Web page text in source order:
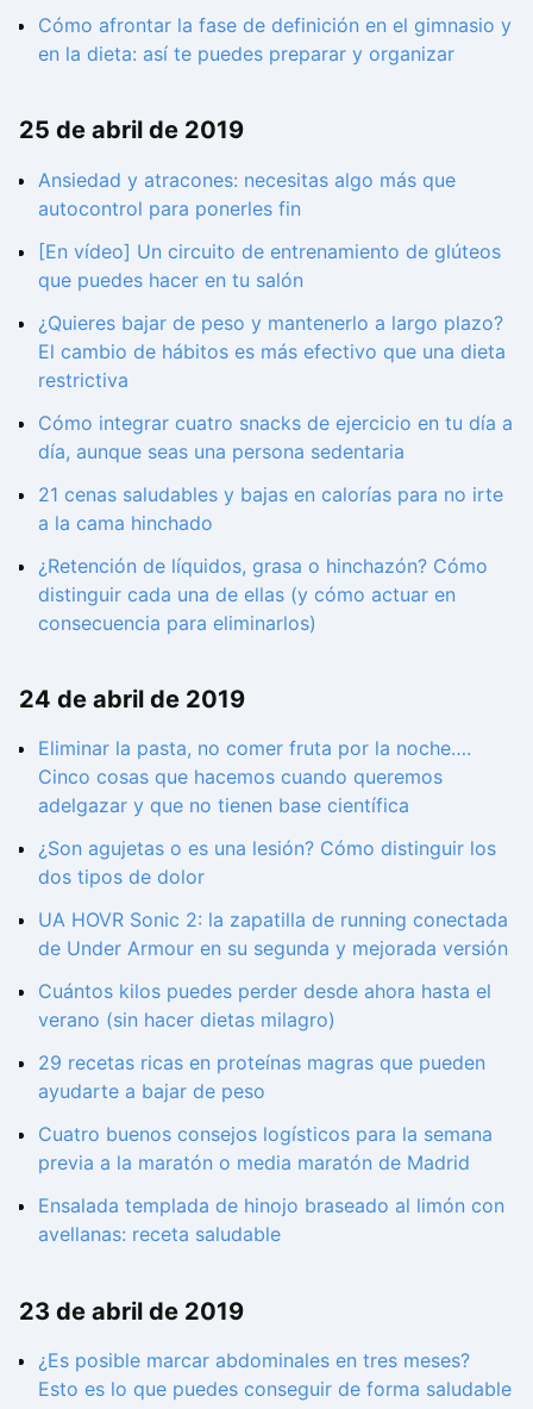
Cómo afrontar la fase de definición en el gimnasio y
en la dieta: así te puedes preparar y organizar
25 de abril de 2019
Ansiedad y atracones: necesitas algo más que
autocontrol para ponerles fin
[En vídeo] Un circuito de entrenamiento de glúteos
que puedes hacer en tu salón
¿Quieres bajar de peso y mantenerlo a largo plazo?
El cambio de hábitos es más efectivo que una dieta
restrictiva
Cómo integrar cuatro snacks de ejercicio en tu día a
día, aunque seas una persona sedentaria
21 cenas saludables y bajas en calorías para no irte
a la cama hinchado
¿Retención de líquidos, grasa o hinchazón? Cómo
distinguir cada una de ellas (y cómo actuar en
consecuencia para eliminarlos)
24 de abril de 2019
Eliminar la pasta, no comer fruta por la noche….
Cinco cosas que hacemos cuando queremos
adelgazar y que no tienen base científica
¿Son agujetas o es una lesión? Cómo distinguir los
dos tipos de dolor
UA HOVR Sonic 2: la zapatilla de running conectada
de Under Armour en su segunda y mejorada versión
Cuántos kilos puedes perder desde ahora hasta el
verano (sin hacer dietas milagro)
29 recetas ricas en proteínas magras que pueden
ayudarte a bajar de peso
Cuatro buenos consejos logísticos para la semana
previa a la maratón o media maratón de Madrid
Ensalada templada de hinojo braseado al limón con
avellanas: receta saludable
23 de abril de 2019
¿Es posible marcar abdominales en tres meses?
Esto es lo que puedes conseguir de forma saludable